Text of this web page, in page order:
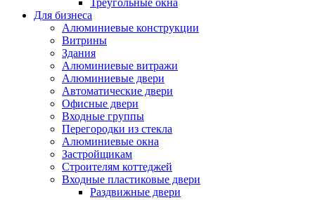
Треугольные окна
Для бизнеса
Алюминиевые конструкции
Витрины
Здания
Алюминиевые витражи
Алюминиевые двери
Автоматические двери
Офисные двери
Входные группы
Перегородки из стекла
Алюминиевые окна
Застройщикам
Строителям коттеджей
Входные пластиковые двери
Раздвижные двери